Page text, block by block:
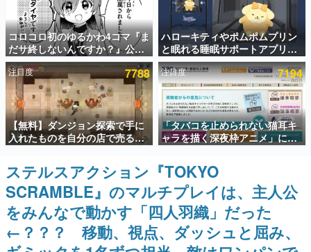
ゲームの企画書
名作ゲームクリエイターの方々に製作時のエピソードをお
聞きし、ヒットする企画（ゲーム）とは何か？を探ってい
きます。
赫本
この物語を解いてはいけない。『赫本』は、〈試験問題〉
の形をした短編ホラー小説集です。
新世代に訊く
これからのデジタルゲーム市場を担う若きクリエイター達
の姿を追い、彼らのルーツと情熱を探っていきます。
ゲーム世代の作家たち
ゲームに多大な影響を受けた作家さんに取材し、ゲームが
日本のコンテンツ産業やカルチャーに与えた影響を探る企
画です。
日本モバイルゲーム産業史
日本のモバイルゲーム史における主要なトピック・タイト
コロコロ初のゆるかわ4コマ『ま
だサ終しないんですか？』公開
スタート。主人公は新入社員の
侘石ダイヤ、ゲーム会社を舞台
にトラブルへ対応する社員たち
を描く
ハローキティやポムポムプリン
と眠れる睡眠サポートアプリ
『ゆめたび』が配信中。キャラ
ごとのASMRや目覚ましアラー
ムも搭載
注目度 7788
【無料】ダンジョン探索で手に
入れたものを自分の店で売るゲ
ーム『Moonlighter』がSteam
『Moonlighter 2』の9月2日正
式リリースを記念したキャンペ
ーン
注目度 7194
「タバコを止められない猫耳キ
ャラを描く深夜枠アニメ」に視
聴者の一部から批判意見。違法
薬物の使用と思わしき描写も含
めて、BPOが議論を交わす
ステルスアクション『TOKYO
SCRAMBLE』のマルチプレイは、主人公
をみんなで動かす「四人羽織」だった
←？？？ 移動、視点、ダッシュと屈み、